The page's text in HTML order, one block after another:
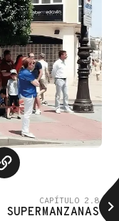
CAPÍTULO 2.8
SUPERMANZANAS